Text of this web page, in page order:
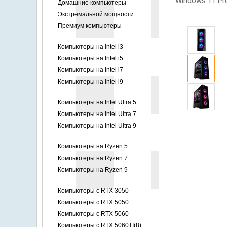
Домашние компьютеры
Экстремальной мощности
Премиум компьютеры
Компьютеры на Intel i3
Компьютеры на Intel i5
Компьютеры на Intel i7
Компьютеры на Intel i9
Компьютеры на Intel Ultra 5
Компьютеры на Intel Ultra 7
Компьютеры на Intel Ultra 9
Компьютеры на Ryzen 5
Компьютеры на Ryzen 7
Компьютеры на Ryzen 9
Компьютеры c RTX 3050
Компьютеры c RTX 5050
Компьютеры c RTX 5060
Компьютеры c RTX 5060TI(8)